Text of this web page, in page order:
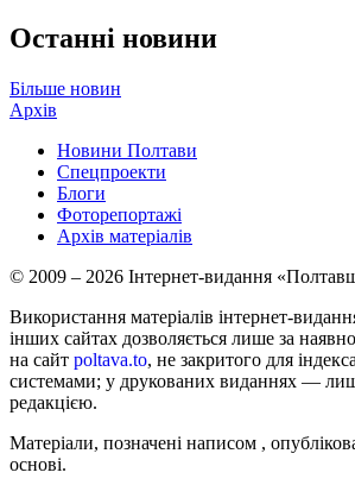
Останні новини
Більше новин
Архів
Новини Полтави
Спецпроекти
Блоги
Фоторепортажі
Архів матеріалів
© 2009 – 2026 Інтернет-видання
Використання матеріалів інтернет-
інших сайтах дозволяється лише за
на сайт poltava.to, не закритого для
системами; у друкованих виданнях —
редакцією.
Матеріали, позначені написом ,
основі.